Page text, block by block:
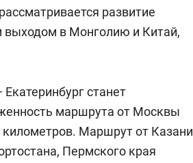
развитие
в Монголию и Китай,
станет
маршрута от Москвы
километров. Маршрут от Казани
Пермского края